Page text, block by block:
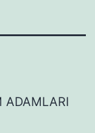
ADAMLARI